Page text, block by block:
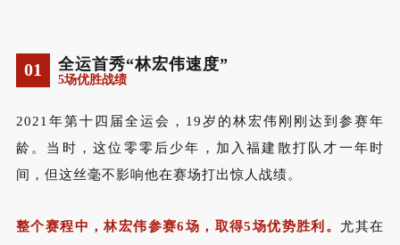
01 全运首秀“林宏伟速度”
5场优胜战绩
2021 年第十四届全运会， 19岁的林宏伟刚刚达到参赛年
龄。当时，这位零零后少年，加入福建散打队才一年时
间，但这丝毫不影响他在赛场打出惊人战绩。
整个赛程中，林宏伟参赛6场，取得5场优势胜利。 尤其在